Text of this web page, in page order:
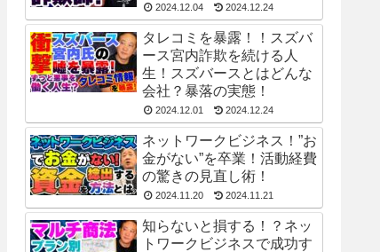
2024.12.04 2024.12.24
タレコミを暴露！！スズバ
ース宮内詐欺を続ける人
生！スズバースとはどんな
会社？暴落の実態！
2024.12.01 2024.12.24
ネットワークビジネス！”お
金がない”を卒業！活動経費
の驚きの見直し術！
2024.11.20 2024.11.21
知らないと損する！？ネッ
トワークビジネスで成功す